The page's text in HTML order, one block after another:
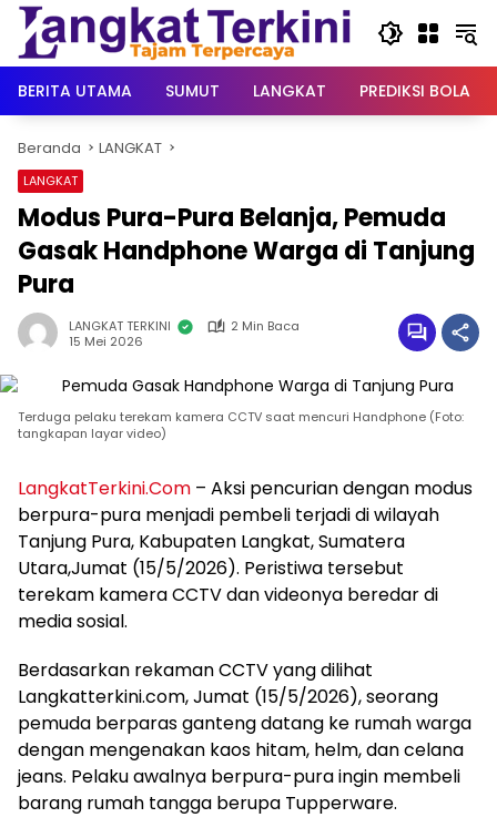
Langsung
konten
BERITA UTAMA
SUMUT LANGKAT PREDIKSI BOLA
Beranda LANGKAT
LANGKAT
Modus Pura-Pura Belanja, Pemuda
Gasak Handphone Warga di Tanjung
Pura
LANGKAT TERKINI
2 Min Baca
15 Mei 2026
Terduga pelaku terekam kamera CCTV saat mencuri Handphone (Foto:
tangkapan layar video)
LangkatTerkini.Com – Aksi pencurian dengan modus
berpura-pura menjadi pembeli terjadi di wilayah
Tanjung Pura, Kabupaten Langkat, Sumatera
Utara,Jumat (15/5/2026). Peristiwa tersebut
terekam kamera CCTV dan videonya beredar di
media sosial.
Berdasarkan rekaman CCTV yang dilihat
Langkatterkini.com, Jumat (15/5/2026), seorang
pemuda berparas ganteng datang ke rumah warga
dengan mengenakan kaos hitam, helm, dan celana
jeans. Pelaku awalnya berpura-pura ingin membeli
barang rumah tangga berupa Tupperware.